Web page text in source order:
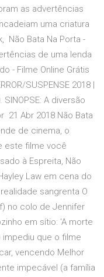
as advertências
uma criatura
Não Bata Na Porta -
de uma lenda
- Filme Online Grátis
SUSPENSE 2018 |
SINOPSE: A diversão
21 Abr 2018 Não Bata
de cinema, o
este filme você
à Espreita, Não
Law em cena do
sangrenta O
no colo de Jennifer
em sítio: 'A morte
que o filme
vencendo Melhor
impecável (a família